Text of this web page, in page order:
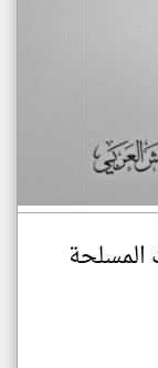
المسلحة